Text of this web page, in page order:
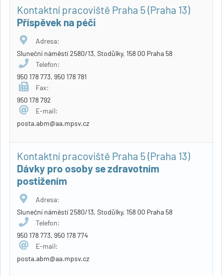
Kontaktní pracoviště Praha 5 (Praha 13)
Příspěvek na péči
Adresa:
Sluneční náměstí 2580/13, Stodůlky, 158 00 Praha 58
Telefon:
950 178 773, 950 178 781
Fax:
950 178 792
E-mail:
posta.abm@aa.mpsv.cz
Kontaktní pracoviště Praha 5 (Praha 13)
Dávky pro osoby se zdravotním
postižením
Adresa:
Sluneční náměstí 2580/13, Stodůlky, 158 00 Praha 58
Telefon:
950 178 773, 950 178 774
E-mail:
posta.abm@aa.mpsv.cz